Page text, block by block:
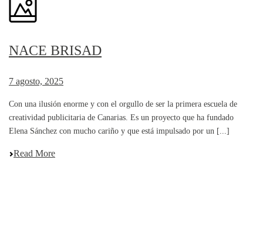
NACE BRISAD
7 agosto, 2025
Con una ilusión enorme y con el orgullo de ser la primera escuela de
creatividad publicitaria de Canarias. Es un proyecto que ha fundado
Elena Sánchez con mucho cariño y que está impulsado por un [...]
Read More